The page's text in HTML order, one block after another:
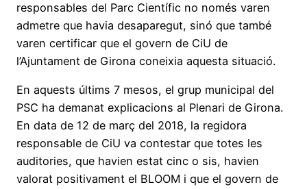
responsables del Parc Científic no només varen
admetre que havia desaparegut, sinó que també
varen certificar que el govern de CiU de
l’Ajuntament de Girona coneixia aquesta situació.
En aquests últims 7 mesos, el grup municipal del
PSC ha demanat explicacions al Plenari de Girona.
En data de 12 de març del 2018, la regidora
responsable de CiU va contestar que totes les
auditories, que havien estat cinc o sis, havien
valorat positivament el BLOOM i que el govern de